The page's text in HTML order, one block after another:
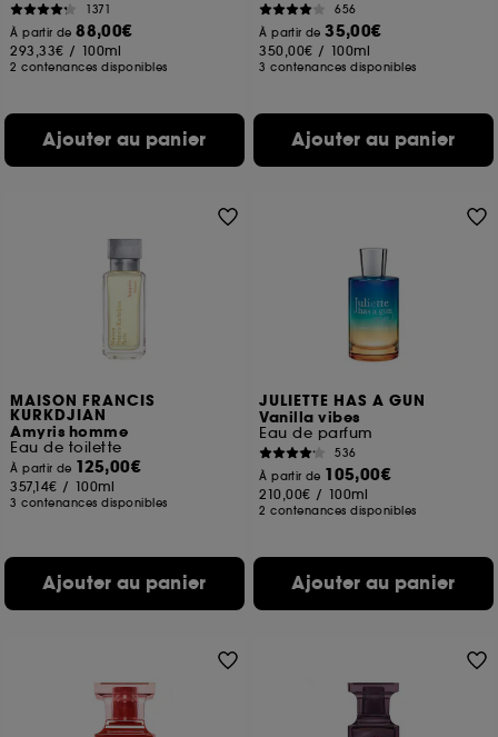
1371
À partir de88,00€
293,33€ / 100ml
2 contenances disponibles
Ajouter au panier
656
À partir de35,00€
350,00€ / 100ml
3 contenances disponibles
Ajouter au panier
MAISON FRANCIS
KURKDJIAN
Amyris homme
Eau de toilette
À partir de 125,00€
357,14€ / 100ml
3 contenances disponibles
Ajouter au panier
JULIETTE HAS A GUN
Vanilla vibes
Eau de parfum
536
À partir de 105,00€
210,00€ / 100ml
2 contenances disponibles
Ajouter au panier